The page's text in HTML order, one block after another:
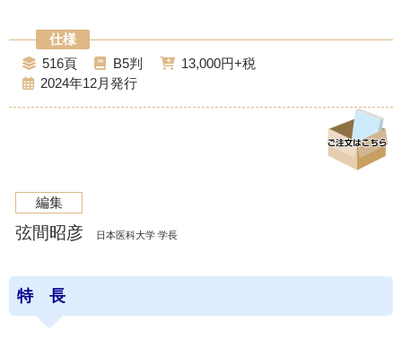
516 B5
13,000
2024年12月
編集
弦間昭彦 日本医科大学 学長
特 長